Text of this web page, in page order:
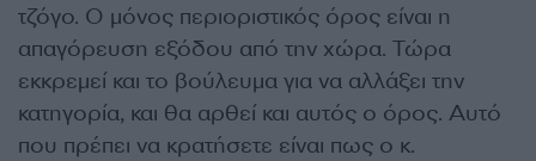
τζόγο. Ο μόνος περιοριστικός όρος είναι η
απαγόρευση εξόδου από την χώρα. Τώρα
εκκρεμεί και το βούλευμα για να αλλάξει την
κατηγορία, και θα αρθεί και αυτός ο όρος. Αυτό
που πρέπει να κρατήσετε είναι πως ο κ.